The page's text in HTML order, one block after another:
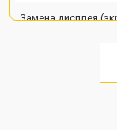
Замена дисплея
Замена кнопки